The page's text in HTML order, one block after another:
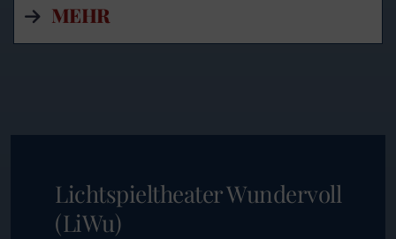
MEHR
Lichtspieltheater Wundervoll
(LiWu)